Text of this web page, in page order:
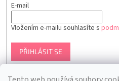
E-mail
Vložením e-mailu souhlasíte s
PŘIHLÁSIT SE